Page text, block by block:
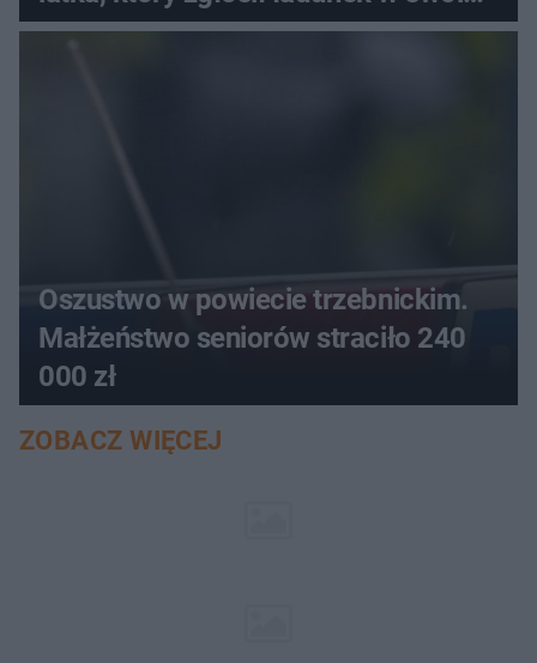
aucie
Oszustwo w powiecie trzebnickim.
Małżeństwo seniorów straciło 240
000 zł
ZOBACZ WIĘCEJ